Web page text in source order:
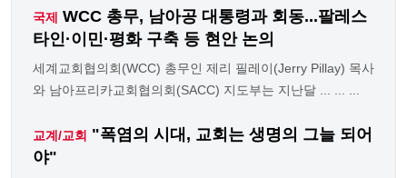
국제 WCC 총무, 남아공 대통령과 회동...팔레스
타인·이민·평화 구축 등 현안 논의
세계교회협의회(WCC) 총무인 제리 필레이(Jerry Pillay) 목사
와 남아프리카교회협의회(SACC) 지도부는 지난달 ... ... ...
교계/교회 "폭염의 시대, 교회는 생명의 그늘 되어
야"